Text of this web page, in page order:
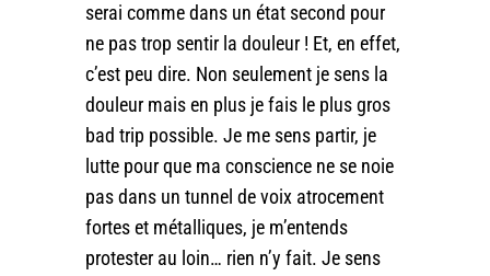
serai comme dans un état second pour
ne pas trop sentir la douleur ! Et, en effet,
c’est peu dire. Non seulement je sens la
douleur mais en plus je fais le plus gros
bad trip possible. Je me sens partir, je
lutte pour que ma conscience ne se noie
pas dans un tunnel de voix atrocement
fortes et métalliques, je m’entends
protester au loin… rien n’y fait. Je sens